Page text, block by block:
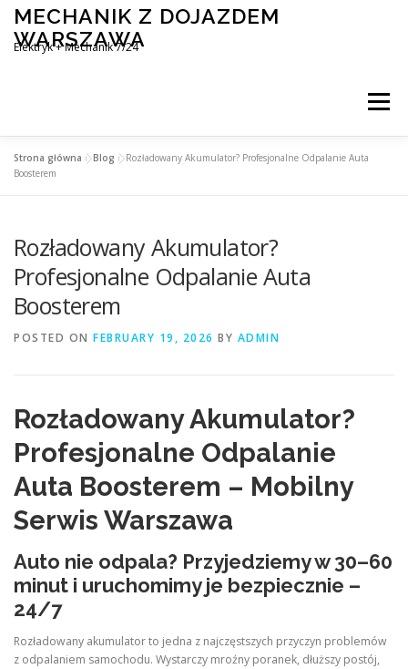
Skip
content
MECHANIK Z DOJAZDEM
WARSZAWA
Elektryk + Mechanik 7/24
Menu
MOBILNY MECHANIK WARSZAWA
ELEKTRYK SAMOCHODOWY BLOG
Strona główna »Blog »Rozładowany Akumulator? Profesjonalne Odpalanie Auta
Boosterem
Rozładowany Akumulator?
Profesjonalne Odpalanie Auta
Boosterem
POSTED ON FEBRUARY 19, 2026 BY ADMIN
Rozładowany Akumulator?
Profesjonalne Odpalanie
Auta Boosterem – Mobilny
Serwis Warszawa
Auto nie odpala? Przyjedziemy w 30–60
minut i uruchomimy je bezpiecznie –
24/7
Rozładowany akumulator to jedna z najczęstszych przyczyn problemów
z odpalaniem samochodu. Wystarczy mroźny poranek, dłuższy postój,